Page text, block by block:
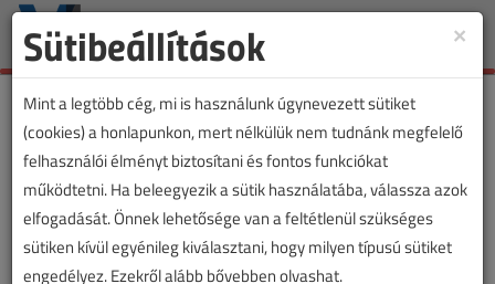
Toggle
VL cikkvásárlás
MSZ HD 60364-1:2009 Kisfeszültségű
×
Sütibeállítások
Mint a legtöbb cég, mi is használunk úgynevezett sütiket
(cookies) a honlapunkon, mert nélkülük nem tudnánk megfelelő
felhasználói élményt biztosítani és fontos funkciókat
működtetni. Ha beleegyezik a sütik használatába, válassza azok
elfogadását. Önnek lehetősége van a feltétlenül szükséges
sütiken kívül egyénileg kiválasztani, hogy milyen típusú sütiket
engedélyez. Ezekről alább bővebben olvashat.